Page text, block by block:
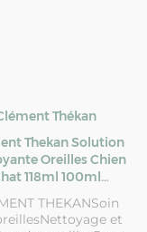
Thékan
Thekan Solution
Oreilles Chien
118ml 100ml
THEKANSoin
et